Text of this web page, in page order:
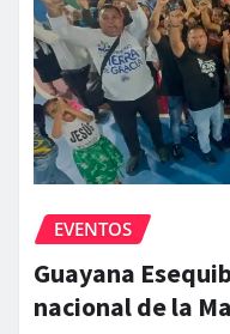
EVENTOS
Guayana
nacional de la